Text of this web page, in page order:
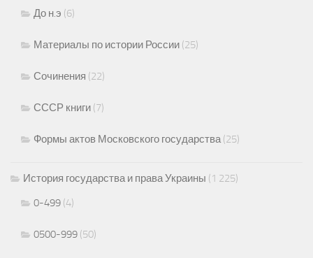
До н.э (6)
Материалы по истории России (25)
Сочинения (22)
СССР книги (7)
Формы актов Московского государства(25)
История государства и права Украины (1 225)
0-499 (4)
0500-999 (50)